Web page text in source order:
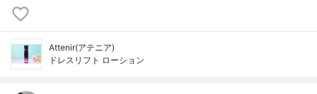
Attenir(アテニア)
ドレスリフト ローション